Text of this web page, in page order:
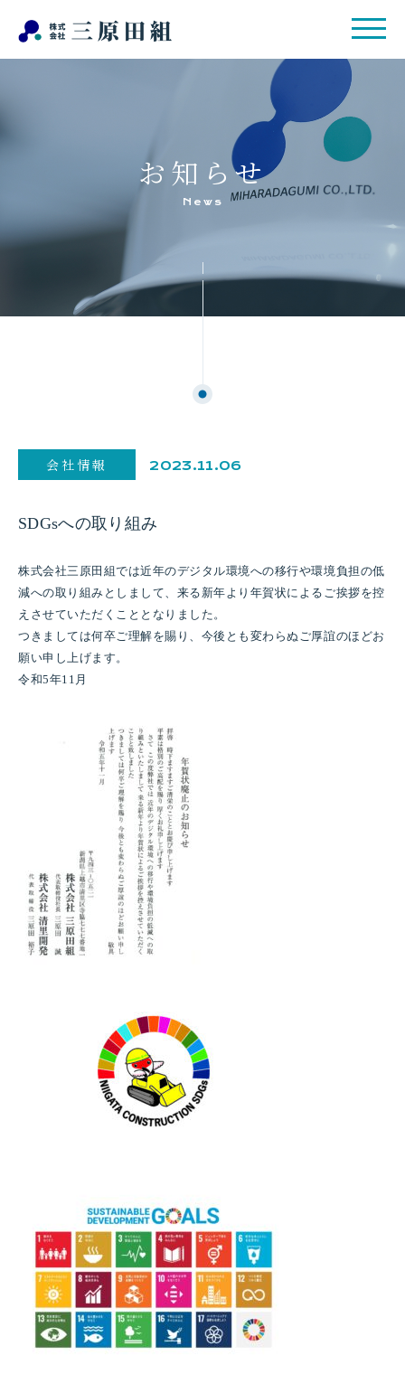
お知らせ
News
会社情報 2023.11.06
SDGsへの取り組み
株式会社三原田組では近年のデジタル環境への移行や環境負担の低
減への取り組みとしまして、来る新年より年賀状によるご挨拶を控
えさせていただくこととなりました。
つきましては何卒ご理解を賜り、今後とも変わらぬご厚誼のほどお
願い申し上げます。
令和5年11月